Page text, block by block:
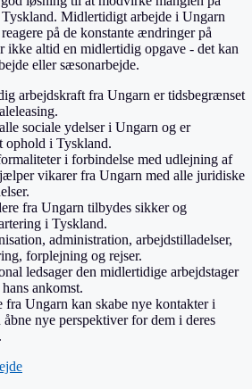
Midlertidigt arbejde i Ungarn
på de konstante ændringer på
ikke altid en midlertidig opgave - det kan
eller sæsonarbejde.
arbejdskraft fra Ungarn er tidsbegrænset
sociale ydelser i Ungarn og er
ophold i Tyskland.
i forbindelse med udlejning af
vikarer fra Ungarn med alle juridiske
fra Ungarn tilbydes sikker og
i Tyskland.
administration, arbejdstilladelser,
forplejning og rejser.
ledsager den midlertidige arbejdstager
ankomst.
fra Ungarn kan skabe nye kontakter i
nye perspektiver for dem i deres